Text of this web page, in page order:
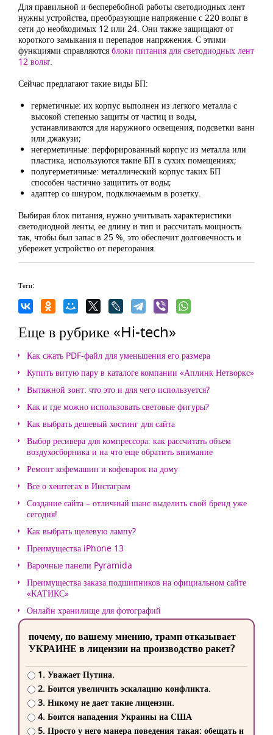
Для правильной и бесперебойной работы светодиодных лент
нужны устройства, преобразующие напряжение с 220 вольт в
сети до необходимых 12 или 24. Они также защищают от
короткого замыкания и перепадов напряжения. С этими
функциями справляются блоки питания для светодиодных лент
12 вольт.
Сейчас предлагают такие виды БП:
герметичные: их корпус выполнен из легкого металла с
высокой степенью защиты от частиц и воды,
устанавливаются для наружного освещения, подсветки ванн
или джакузи;
негерметичные: перфорированный корпус из металла или
пластика, используются такие БП в сухих помещениях;
полугерметичные: металлический корпус таких БП
способен частично защитить от воды;
адаптер со шнуром, подключаемым в розетку.
Выбирая блок питания, нужно учитывать характеристики
светодиодной ленты, ее длину и тип и рассчитать мощность
так, чтобы был запас в 25 %, это обеспечит долговечность и
убережет устройство от перегорания.
Теги:
Еще в рубрике «Hi-tech»
Как сжать PDF-файл для уменьшения его размера
Купить витую пару в каталоге компании «Аплинк Нетворкс»
Вытяжной зонт: что это и для чего используется?
Как и где можно использовать световые фигуры?
Как выбрать дешевый хостинг для сайта
Выбор ресивера для компрессора: как рассчитать объем
воздухосборника и на что еще обратить внимание
Ремонт кофемашин и кофеварок на дому
Все о хештегах в Инстаграм
Создание сайта – отличный шанс выделить свой бренд уже
сегодня!
Как выбрать щелевую лампу?
Преимущества iPhone 13
Варочные панели Pyramida
Преимущества заказа подшипников на официальном сайте
«КАТИКС»
Онлайн хранилище для фотографий
почему, по вашему мнению, трамп отказывает
УКРАИНЕ в лицензии на производство ракет?
1. Уважает Путина.
2. Боится увеличить эскалацию конфликта.
3. Никому не дает такие лицензии.
4. Боится нападения Украины на США
5. Просто у него манера поведения такая: обещать и